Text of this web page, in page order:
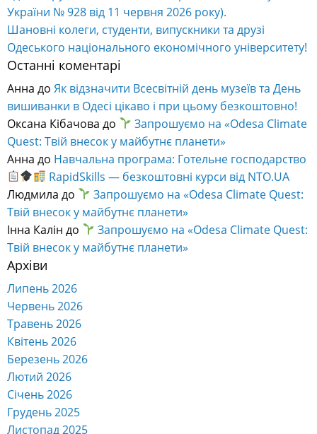
України № 928 від 11 червня 2026 року).
Шановні колеги, студенти, випускники та друзі
Одеського національного економічного університету!
Останні коментарі
Анна до Як відзначити Всесвітній день музеїв та День
вишиванки в Одесі цікаво і при цьому безкоштовно!
Оксана Кібачова до
Запрошуємо на «Odesa Climate
Quest: Твій внесок у майбутнє планети»
Анна до Навчальна програма: Готельне господарство
RapidSkills — безкоштовні курси від NTO.UA
Людмила до
Запрошуємо на «Odesa Climate Quest:
Твій внесок у майбутнє планети»
Інна Калін до
Запрошуємо на «Odesa Climate Quest:
Твій внесок у майбутнє планети»
Архіви
Липень 2026
Червень 2026
Травень 2026
Квітень 2026
Березень 2026
Лютий 2026
Січень 2026
Грудень 2025
Листопад 2025